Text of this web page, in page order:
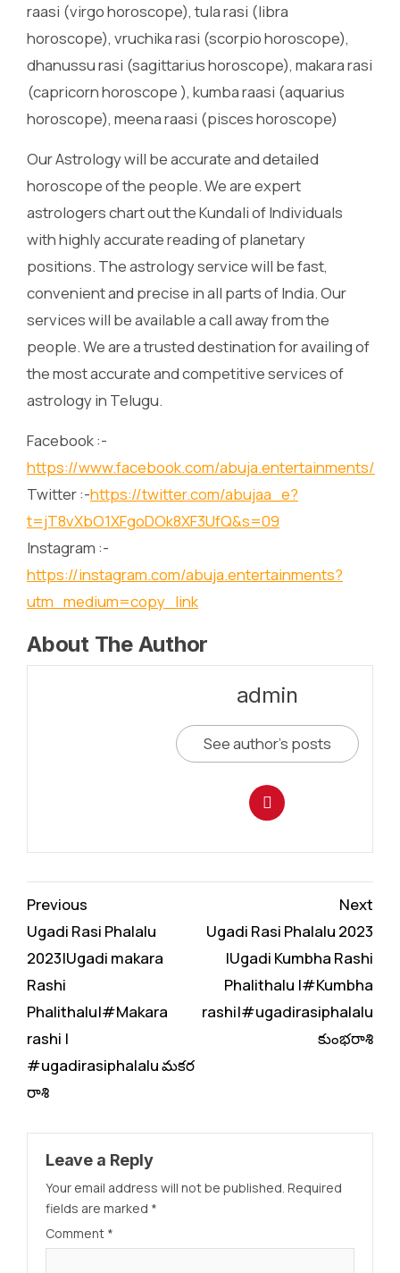
raasi (virgo horoscope), tula rasi (libra
horoscope), vruchika rasi (scorpio horoscope),
dhanussu rasi (sagittarius horoscope), makara rasi
(capricorn horoscope ), kumba raasi (aquarius
horoscope), meena raasi (pisces horoscope)
Our Astrology will be accurate and detailed
horoscope of the people. We are expert
astrologers chart out the Kundali of Individuals
with highly accurate reading of planetary
positions. The astrology service will be fast,
convenient and precise in all parts of India. Our
services will be available a call away from the
people. We are a trusted destination for availing of
the most accurate and competitive services of
astrology in Telugu.
Facebook :-
https://www.facebook.com/abuja.entertainments/
Twitter :-https://twitter.com/abujaa_e?
t=jT8vXbO1XFgoDOk8XF3UfQ&s=09
Instagram :-
https://instagram.com/abuja.entertainments?
utm_medium=copy_link
About The Author
admin
See author's posts
Continue
Reading
Previous
Ugadi Rasi Phalalu
2023|Ugadi makara
Rashi
Phalithalu|#Makara
rashi |
#ugadirasiphalalu మకర
రాశి
Next
Ugadi Rasi Phalalu 2023
|Ugadi Kumbha Rashi
Phalithalu |#Kumbha
rashi|#ugadirasiphalalu
కుంభరాశి
Leave a Reply
Your email address will not be published. Required
fields are marked *
Comment *